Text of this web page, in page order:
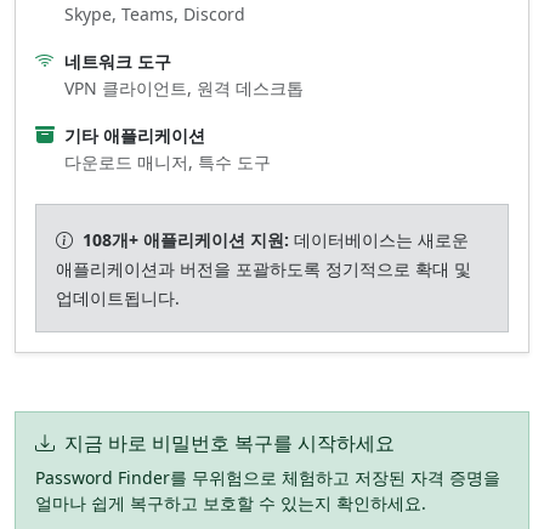
Skype, Teams, Discord
네트워크 도구
VPN 클라이언트, 원격 데스크톱
기타 애플리케이션
다운로드 매니저, 특수 도구
108개+ 애플리케이션 지원: 데이터베이스는 새로운
애플리케이션과 버전을 포괄하도록 정기적으로 확대 및
업데이트됩니다.
지금 바로 비밀번호 복구를 시작하세요
Password Finder를 무위험으로 체험하고 저장된 자격 증명을
얼마나 쉽게 복구하고 보호할 수 있는지 확인하세요.